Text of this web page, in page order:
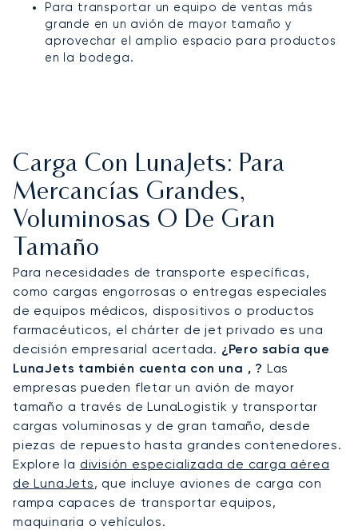
Para transportar un equipo de ventas más
grande en un avión de mayor tamaño y
aprovechar el amplio espacio para productos
en la bodega.
Carga Con LunaJets: Para
Mercancías Grandes,
Voluminosas O De Gran
Tamaño
Para necesidades de transporte específicas,
como cargas engorrosas o entregas especiales
de equipos médicos, dispositivos o productos
farmacéuticos, el chárter de jet privado es una
decisión empresarial acertada. ¿Pero sabía que
LunaJets también cuenta con una , ? Las
empresas pueden fletar un avión de mayor
tamaño a través de LunaLogistik y transportar
cargas voluminosas y de gran tamaño, desde
piezas de repuesto hasta grandes contenedores.
Explore la división especializada de carga aérea
de LunaJets, que incluye aviones de carga con
rampa capaces de transportar equipos,
maquinaria o vehículos.